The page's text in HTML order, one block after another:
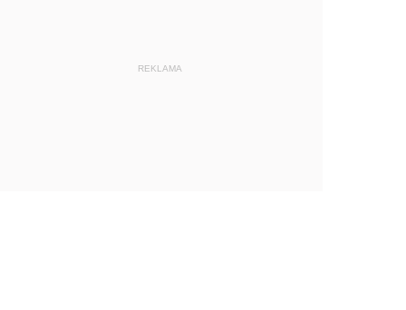
REKLAMA